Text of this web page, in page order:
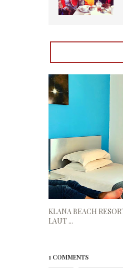
KLANA BEACH
LAUT ...
1 COMMENTS